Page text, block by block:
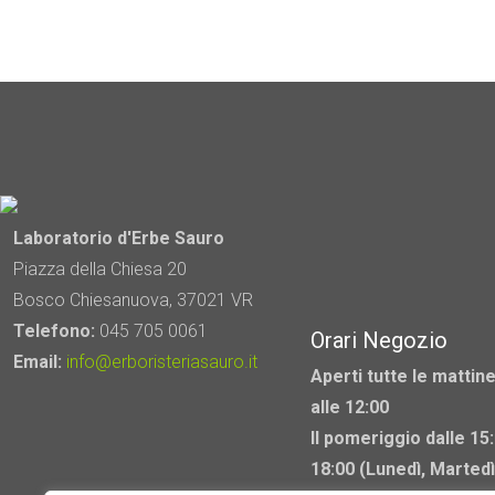
Laboratorio d'Erbe Sauro
Piazza della Chiesa 20
Bosco Chiesanuova, 37021 VR
Telefono: 045 705 0061
Email: info@erboristeriasauro.it
Orari Negozio
Aperti tutte le
alle 12:00
Il pomeriggio dalle
18:00 (Lunedì,